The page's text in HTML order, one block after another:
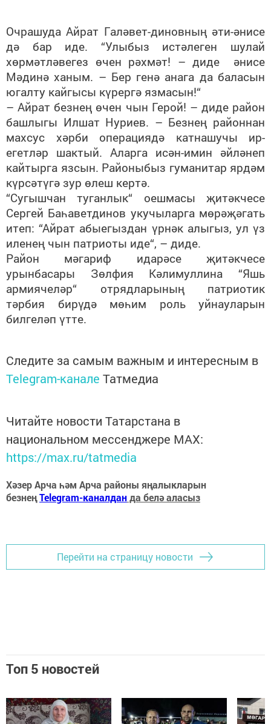
Очрашуда Айрат Галәвет-диновның әти-әнисе
дә бар иде. “Улыбыз истәлеген шулай
хөрмәтләвегез өчен рәхмәт! – диде әнисе
Мәдинә ханым. – Бер генә анага да баласын
югалту кайгысы күрергә язмасын!“
– Айрат безнең өчен чын Герой! – диде район
башлыгы Илшат Нуриев. – Безнең районнан
махсус хәрби операциядә катнашучы ир-
егетләр шактый. Аларга исән-имин әйләнеп
кайтырга язсын. Районыбыз гуманитар ярдәм
күрсәтүгә зур өлеш кертә.
“Сугышчан туганлык“ оешмасы җитәкчесе
Сергей Баһаветдинов укучыларга мөрәҗәгать
итеп: “Айрат абыегыздан үрнәк алыгыз, ул үз
иленең чын патриоты иде“, – диде.
Район мәгариф идарәсе җитәкчесе
урынбасары Зөлфия Кәлимуллина “Яшь
армиячеләр“ отрядларының патриотик
тәрбия бирүдә мөһим роль уйнауларын
билгеләп үтте.
Следите за самым важным и интересным в
Telegram-канале Татмедиа
Читайте новости Татарстана в
национальном мессенджере MАХ:
https://max.ru/tatmedia
Хәзер Арча һәм Арча районы яңалыкларын
безнеңTelegram-каналданда белә аласыз
Перейти на страницу новости
Топ 5 новостей